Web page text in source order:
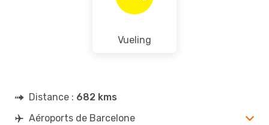
Vueling
Distance : 682 kms
Aéroports de Barcelone